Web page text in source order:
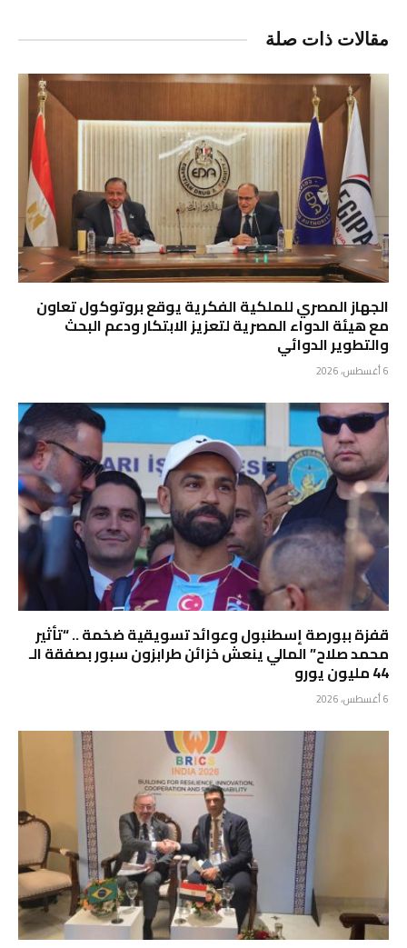
مقالات ذات صلة
الجهاز المصري للملكية الفكرية يوقع بروتوكول تعاون
مع هيئة الدواء المصرية لتعزيز الابتكار ودعم البحث
والتطوير الدوائي
6 أغسطس، 2026
قفزة ببورصة إسطنبول وعوائد تسويقية ضخمة .. “تأثير
محمد صلاح” المالي ينعش خزائن طرابزون سبور بصفقة الـ
44 مليون يورو
6 أغسطس، 2026